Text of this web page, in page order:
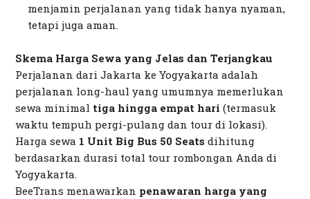
menjamin perjalanan yang tidak hanya nyaman,
tetapi juga aman.
Skema Harga Sewa yang Jelas dan Terjangkau
Perjalanan dari Jakarta ke Yogyakarta adalah
perjalanan long-haul yang umumnya memerlukan
sewa minimal tiga hingga empat hari (termasuk
waktu tempuh pergi-pulang dan tour di lokasi).
Harga sewa 1 Unit Big Bus 50 Seats dihitung
berdasarkan durasi total tour rombongan Anda di
Yogyakarta.
BeeTrans menawarkan penawaran harga yang